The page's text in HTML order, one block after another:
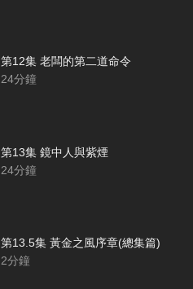
第12集 老闆的第二道命令
24分鐘
第13集 鏡中人與紫煙
24分鐘
第13.5集 黃金之風序章(總集篇)
2分鐘